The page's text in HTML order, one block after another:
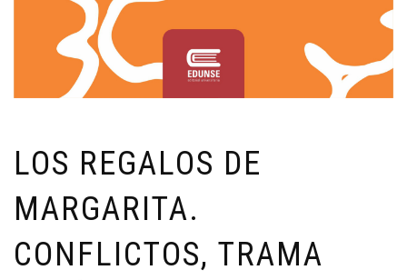
LOS REGALOS DE
MARGARITA.
CONFLICTOS, TRAMA